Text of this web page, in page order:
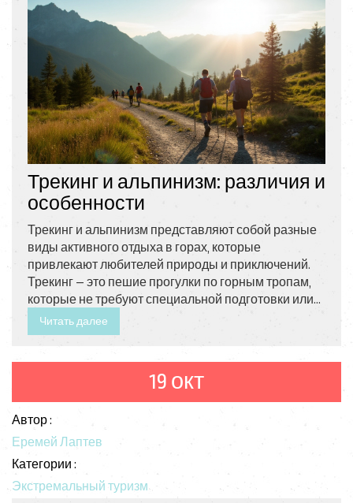
Трекинг и альпинизм: различия и
особенности
Трекинг и альпинизм представляют собой разные
виды активного отдыха в горах, которые
привлекают любителей природы и приключений.
Трекинг — это пешие прогулки по горным тропам,
которые не требуют специальной подготовки или
экипировки, в отличие от альпинизма. Альпинизм
подразумевает использование
имеют свои преимущества и предоставляют
уникальный опыт для тех, кто ищет новые
впечатления в горах.
Читать далее
19 окт
Автор :
Еремей Лаптев
Категории :
Экстремальный туризм